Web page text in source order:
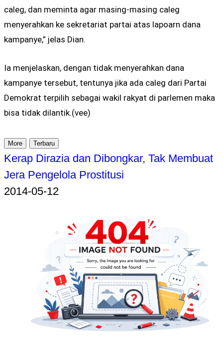
caleg, dan meminta agar masing-masing caleg
menyerahkan ke sekretariat partai atas lapoarn dana
kampanye,” jelas Dian.
Ia menjelaskan, dengan tidak menyerahkan dana
kampanye tersebut, tentunya jika ada caleg dari Partai
Demokrat terpilih sebagai wakil rakyat di parlemen maka
bisa tidak dilantik.(vee)
More Terbaru
Kerap Dirazia dan Dibongkar, Tak Membuat
Jera Pengelola Prostitusi
2014-05-12